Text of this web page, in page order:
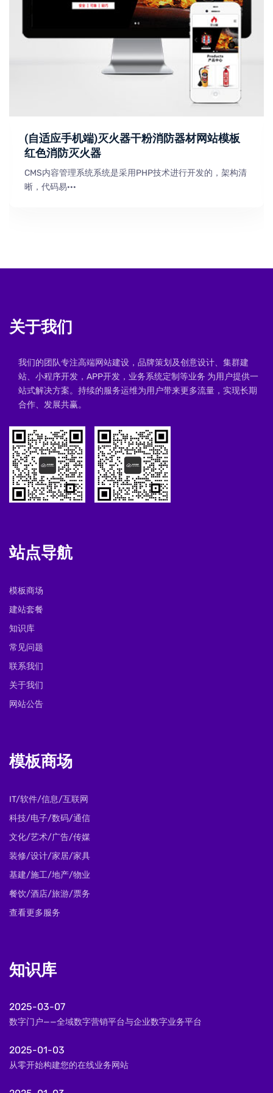
(自适应手机端)灭火器干粉消防器材网站模板
红色消防灭火器
CMS内容管理系统系统是采用PHP技术进行开发的，架构清
晰，代码易···
关于我们
我们的团队专注高端网站建设，品牌策划及创意设计、集群建
站、小程序开发，APP开发，业务系统定制等业务 为用户提供一
站式解决方案。持续的服务运维为用户带来更多流量，实现长期
合作、发展共赢。
站点导航
模板商场
建站套餐
知识库
常见问题
联系我们
关于我们
网站公告
模板商场
IT/软件/信息/互联网
科技/电子/数码/通信
文化/艺术/广告/传媒
装修/设计/家居/家具
基建/施工/地产/物业
餐饮/酒店/旅游/票务
查看更多服务
知识库
2025-03-07
数字门户——全域数字营销平台与企业数字业务平台
2025-01-03
从零开始构建您的在线业务网站